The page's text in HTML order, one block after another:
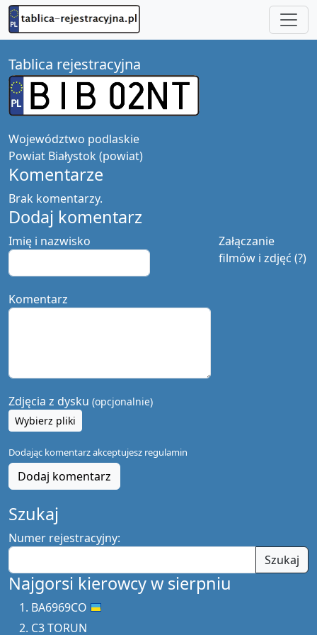
Tablica rejestracyjna
Województwo podlaskie
Powiat Białystok (powiat)
Komentarze
Brak komentarzy.
Dodaj komentarz
Załączanie
filmów i zdjęć (?)
Imię i nazwisko
Komentarz
Zdjęcia z dysku (opcjonalnie)
Wybierz pliki
Dodając komentarz akceptujesz regulamin
Dodaj komentarz
Szukaj
Numer rejestracyjny:
Szukaj
Najgorsi kierowcy w sierpniu
BA6969CO
C3 TORUN